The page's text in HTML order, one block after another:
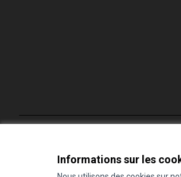
Informations sur les